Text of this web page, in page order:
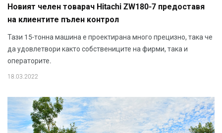
Новият челен товарач Hitachi ZW180-7 предоставя
на клиентите пълен контрол
Тази 15-тонна машина е проектирана много прецизно, така че
да удовлетвори както собствениците на фирми, така и
операторите.
18.03.2022